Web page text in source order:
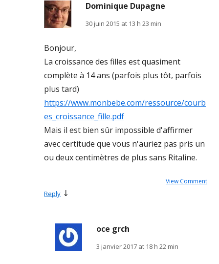
Dominique Dupagne
30 juin 2015 at 13 h 23 min
Bonjour,
La croissance des filles est quasiment
complète à 14 ans (parfois plus tôt, parfois
plus tard)
https://www.monbebe.com/ressource/courb
es_croissance_fille.pdf
Mais il est bien sûr impossible d'affirmer
avec certitude que vous n'auriez pas pris un
ou deux centimètres de plus sans Ritaline.
View Comment
Reply ↓
oce grch
3 janvier 2017 at 18 h 22 min